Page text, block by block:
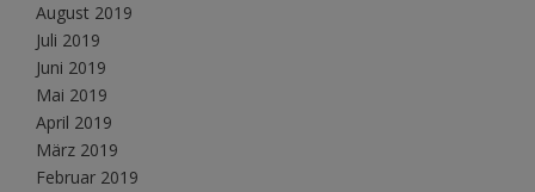
August 2019
Juli 2019
Juni 2019
Mai 2019
April 2019
März 2019
Februar 2019